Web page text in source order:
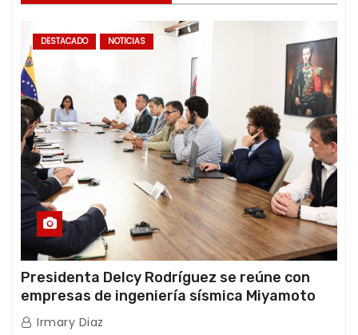
DESTACADO NOTICIAS
Presidenta Delcy Rodríguez se reúne con
empresas de ingeniería sísmica Miyamoto
International y TFI Solutions
Irmary Diaz